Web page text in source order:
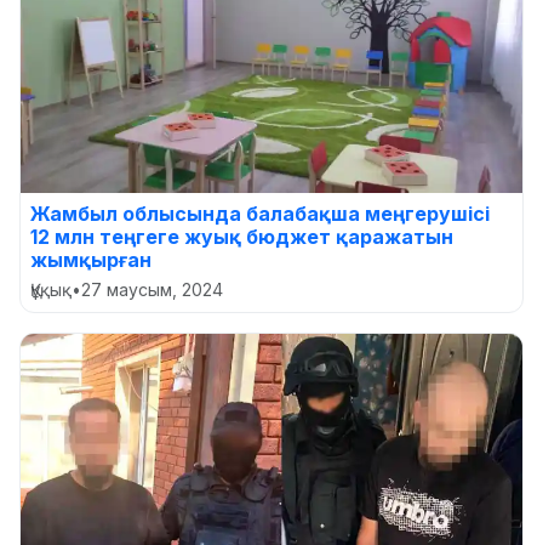
Жамбыл облысында балабақша меңгерушісі
12 млн теңгеге жуық бюджет қаражатын
жымқырған
Құқық•27 маусым, 2024